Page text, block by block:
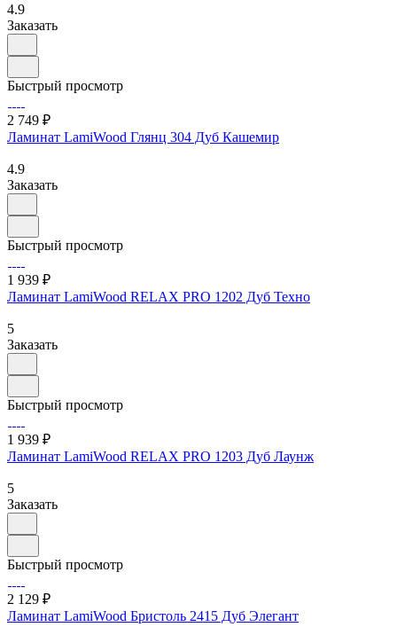
4.9
Заказать
Быстрый просмотр
2 749 ₽
Ламинат LamiWood Глянц 304 Дуб Кашемир
4.9
Заказать
Быстрый просмотр
1 939 ₽
Ламинат LamiWood RELAX PRO 1202 Дуб Техно
5
Заказать
Быстрый просмотр
1 939 ₽
Ламинат LamiWood RELAX PRO 1203 Дуб Лаунж
5
Заказать
Быстрый просмотр
2 129 ₽
Ламинат LamiWood Бристоль 2415 Дуб Элегант